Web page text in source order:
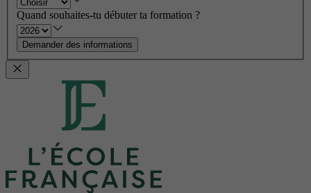
Quand souhaites-tu débuter ta formation ?
Demander des informations